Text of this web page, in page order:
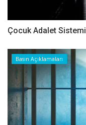
Çocuk Adalet Sistemi
Basın Açıklamaları